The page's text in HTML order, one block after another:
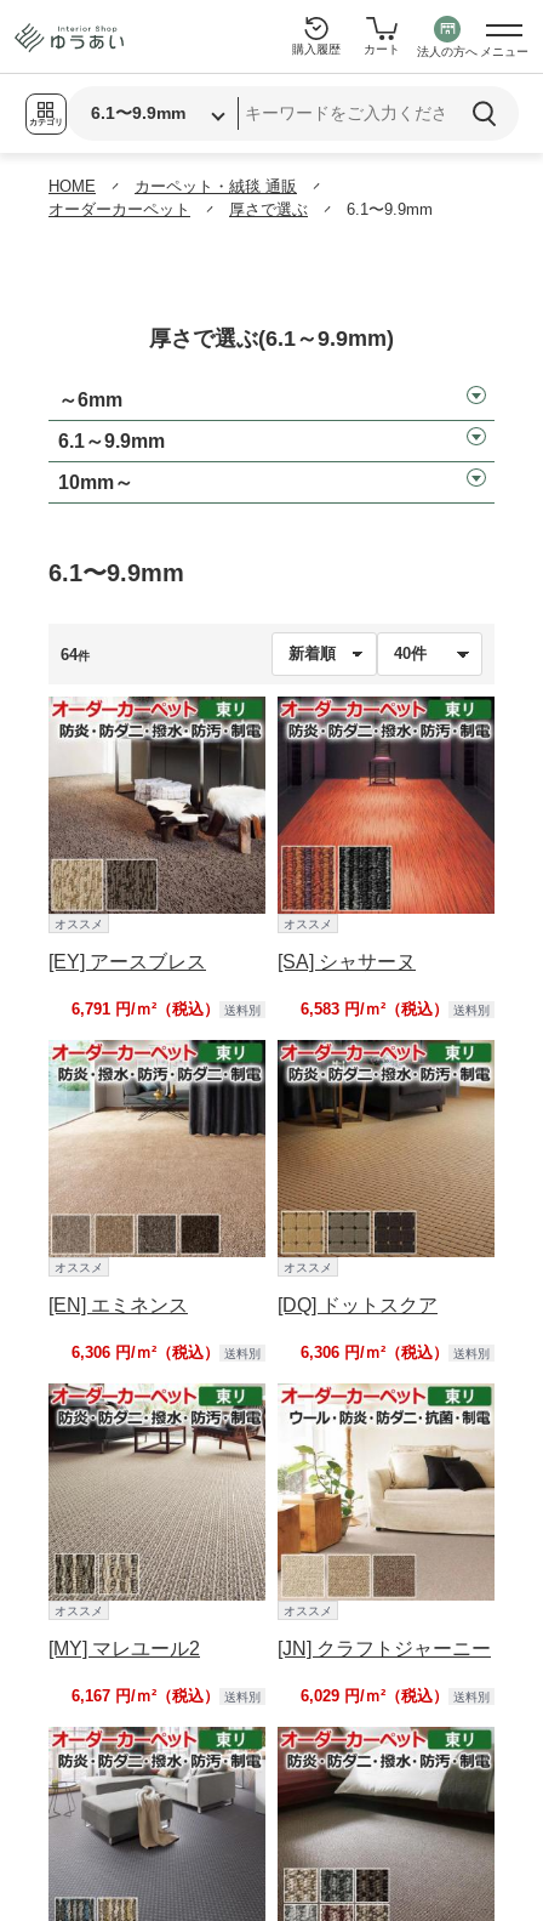
カテゴリ
購入履歴 カート 法人の方へ メニュー
HOME
カーペット・絨毯 通販
オーダーカーペット
厚さで選ぶ 6.1〜9.9mm
厚さで選ぶ(6.1～9.9mm)
～6mm
6.1～9.9mm
10mm～
6.1〜9.9mm
64件
オススメ
[EY] アースブレス
6,791 円/ｍ²（税込） 送料別
オススメ
[SA] シャサーヌ
6,583 円/ｍ²（税込） 送料別
オススメ
[EN] エミネンス
6,306 円/ｍ²（税込） 送料別
オススメ
[DQ] ドットスクア
6,306 円/ｍ²（税込） 送料別
オススメ
[MY] マレユール2
6,167 円/ｍ²（税込） 送料別
オススメ
[JN] クラフトジャーニー
6,029 円/ｍ²（税込） 送料別